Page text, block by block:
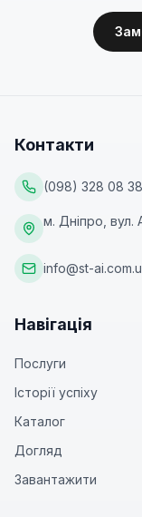
Контакти
(098) 328 08 38
м. Дніпро, вул.
info@st-
Навігація
Послуги
Історії успіху
Каталог
Догляд
Завантажити